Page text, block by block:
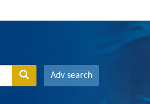
Adv search